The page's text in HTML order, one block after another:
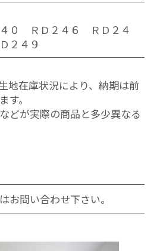
ＲＤ２４６ ＲＤ２４
２４９
地在庫状況により、納期は前
す。
どが実際の商品と多少異なる
お問い合わせ下さい。